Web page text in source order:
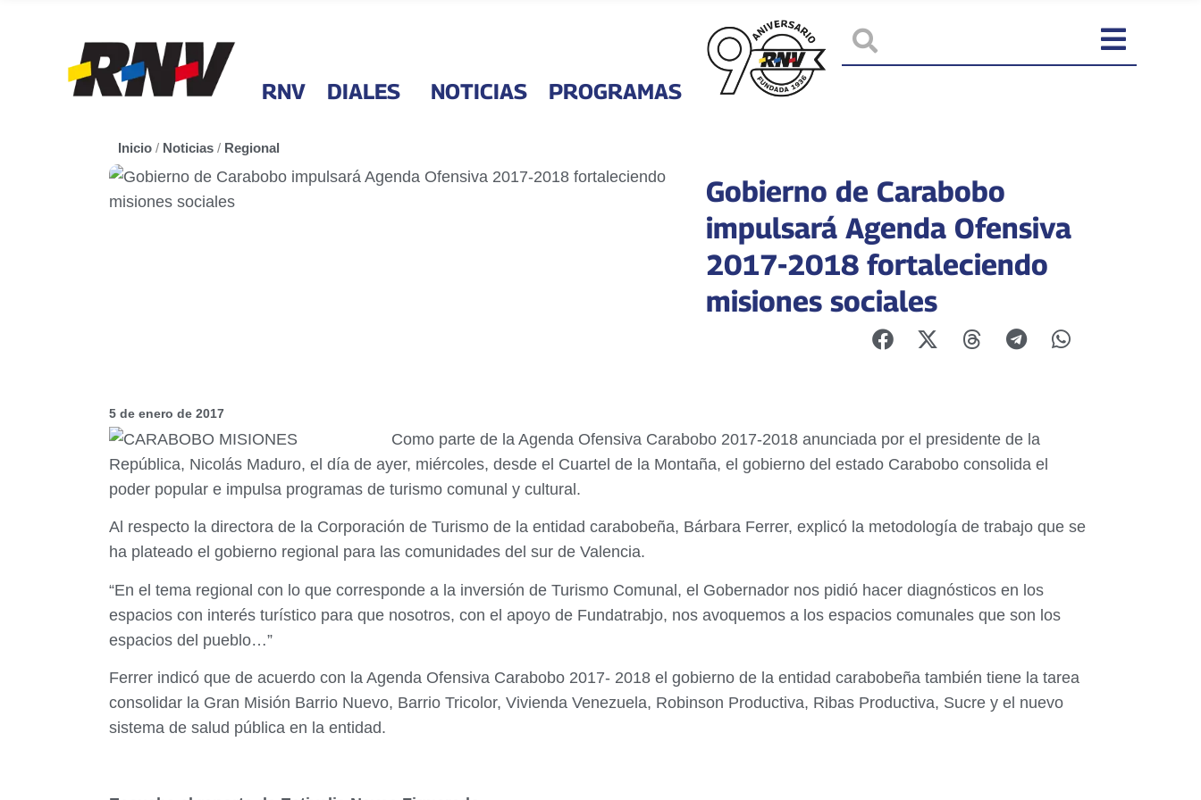
RNV DIALES NOTICIAS PROGRAMAS
Inicio / Noticias / Regional
Gobierno de Carabobo
impulsará Agenda Ofensiva
2017-2018 fortaleciendo
misiones sociales
5 de enero de 2017
Como parte de la Agenda Ofensiva Carabobo 2017-2018 anunciada por el presidente de la
República, Nicolás Maduro, el día de ayer, miércoles, desde el Cuartel de la Montaña, el gobierno del estado Carabobo consolida el
poder popular e impulsa programas de turismo comunal y cultural.
Al respecto la directora de la Corporación de Turismo de la entidad carabobeña, Bárbara Ferrer, explicó la metodología de trabajo que se
ha plateado el gobierno regional para las comunidades del sur de Valencia.
“En el tema regional con lo que corresponde a la inversión de Turismo Comunal, el Gobernador nos pidió hacer diagnósticos en los
espacios con interés turístico para que nosotros, con el apoyo de Fundatrabjo, nos avoquemos a los espacios comunales que son los
espacios del pueblo…”
Ferrer indicó que de acuerdo con la Agenda Ofensiva Carabobo 2017- 2018 el gobierno de la entidad carabobeña también tiene la tarea
consolidar la Gran Misión Barrio Nuevo, Barrio Tricolor, Vivienda Venezuela, Robinson Productiva, Ribas Productiva, Sucre y el nuevo
sistema de salud pública en la entidad.